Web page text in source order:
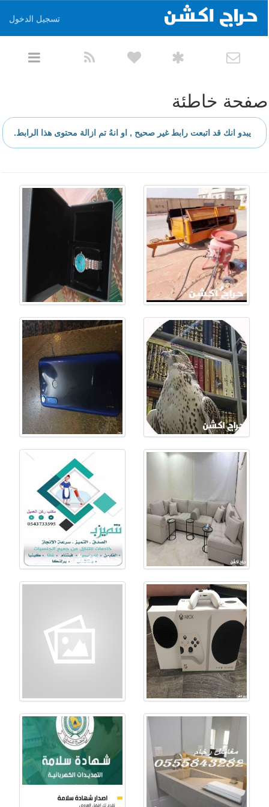
تسجيل الدخول
صفحة خاطئة
يبدو انك قد اتبعت رابط غير صحيح , او انهُ تم ازالة محتوى هذا الرابط.